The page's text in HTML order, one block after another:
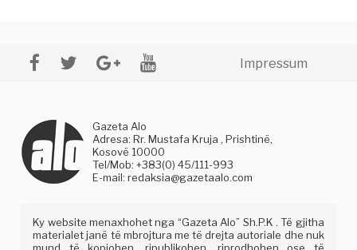
Impressum
Gazeta Alo
Adresa: Rr. Mustafa Kruja , Prishtinë,
Kosovë 10000
Tel/Mob: +383(0) 45/111-993
E-mail:redaksia@gazetaalo.com
Ky website menaxhohet nga “Gazeta Alo” Sh.P.K . Të gjitha
materialet janë të mbrojtura me të drejta autoriale dhe nuk